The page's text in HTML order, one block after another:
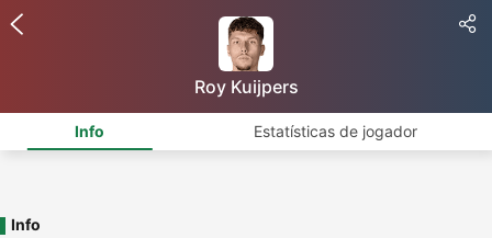
Roy Kuijpers
Info Estatísticas de jogador
Info